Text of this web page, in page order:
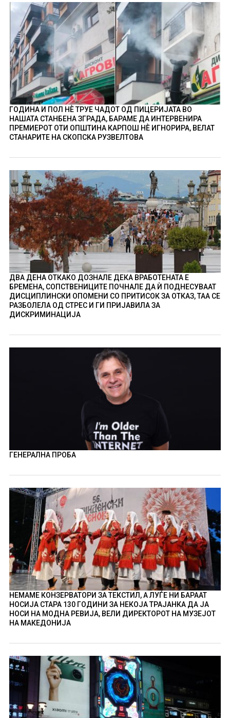
ГОДИНА И ПОЛ НÈ ТРУЕ ЧАДОТ ОД ПИЦЕРИЈАТА ВО
НАШАТА СТАНБЕНА ЗГРАДА, БАРАМЕ ДА ИНТЕРВЕНИРА
ПРЕМИЕРОТ ОТИ ОПШТИНА КАРПОШ НÈ ИГНОРИРА, ВЕЛАТ
СТАНАРИТЕ НА СКОПСКА РУЗВЕЛТОВА
ДВА ДЕНА ОТКАКО ДОЗНАЛЕ ДЕКА ВРАБОТЕНАТА Е
БРЕМЕНА, СОПСТВЕНИЦИТЕ ПОЧНАЛЕ ДА Ѝ ПОДНЕСУВААТ
ДИСЦИПЛИНСКИ ОПОМЕНИ СО ПРИТИСОК ЗА ОТКАЗ, ТАА СЕ
РАЗБОЛЕЛА ОД СТРЕС И ГИ ПРИЈАВИЛА ЗА
ДИСКРИМИНАЦИЈА
ГЕНЕРАЛНА ПРОБА
НЕМАМЕ КОНЗЕРВАТОРИ ЗА ТЕКСТИЛ, А ЛУЃЕ НИ БАРААТ
НОСИЈА СТАРА 130 ГОДИНИ ЗА НЕКОЈА ТРАЈАНКА ДА ЈА
НОСИ НА МОДНА РЕВИЈА, ВЕЛИ ДИРЕКТОРОТ НА МУЗЕЈОТ
НА МАКЕДОНИЈА